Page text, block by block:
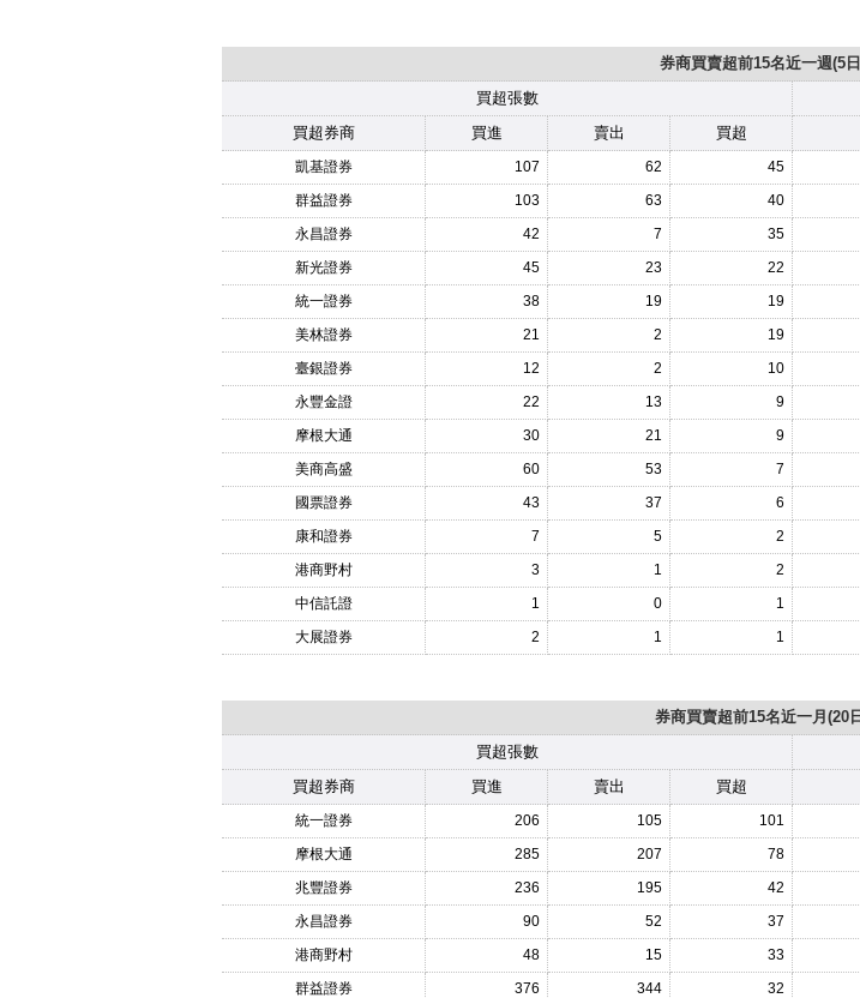
券商買賣超前15名近一週(5
買超張數
買超券商
買進 賣出 買超
凱基證券 107 62 45
群益證券
103 63 40
永昌證券
42 7 35
新光證券
45 23 22
統一證券
38 19 19
美林證券
21 2 19
臺銀證券
12 2 10
永豐金證
22 13 9
摩根大通
30 21 9
美商高盛
60 53 7
國票證券
43 37 6
康和證券
7 5 2
港商野村
3 1 2
中信託證
1 0 1
大展證券
2 1 1
券商買賣超前15名近一月(20
買超張數
買超券商
買進 賣出 買超
統一證券 206 105 101
摩根大通
285 207 78
兆豐證券
236 195 42
永昌證券
90 52 37
港商野村
48 15 33
群益證券
376 344 32